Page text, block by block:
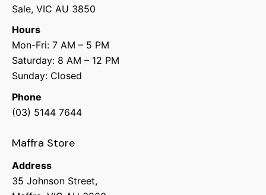
Sale, VIC AU 3850
Hours
Mon-Fri: 7 AM – 5 PM
Saturday: 8 AM – 12 PM
Sunday: Closed
Phone
(03) 5144 7644
Maffra Store
Address
35 Johnson Street,